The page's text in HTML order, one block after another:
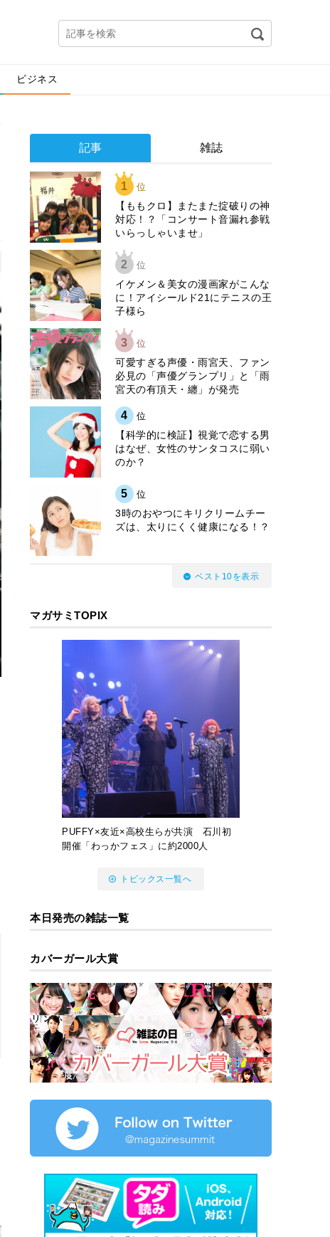
ビジネス
記事 雑誌
1 位
【ももクロ】またまた掟破りの神
対応！？「コンサート音漏れ参戦
いらっしゃいませ」
2 位
イケメン＆美女の漫画家がこんな
に！アイシールド21にテニスの王
子様ら
3 位
可愛すぎる声優・雨宮天、ファン
必見の「声優グランプリ」と「雨
宮天の有頂天・纏」が発売
4 位
【科学的に検証】視覚で恋する男
はなぜ、女性のサンタコスに弱い
のか？
5 位
3時のおやつにキリクリームチー
ズは、太りにくく健康になる！？
ベスト10を表示
マガサミTOPIX
PUFFY×友近×高校生らが共演 石川初
開催「わっかフェス」に約2000人
トピックス一覧へ
本日発売の雑誌一覧
カバーガール大賞